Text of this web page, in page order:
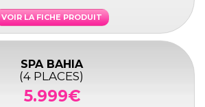
VOIR LA FICHE PRODUIT
SPA BAHIA
(4 PLACES)
5.999€